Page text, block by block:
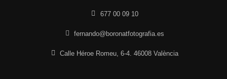
677 00 09 10
fernando@boronatfotografia.es
Calle Héroe Romeu, 6-4. 46008 València